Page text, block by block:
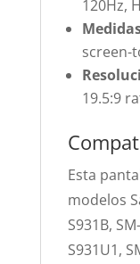
120Hz,
screen-
19.5:9
Esta
modelos
S931B,
S931U1,